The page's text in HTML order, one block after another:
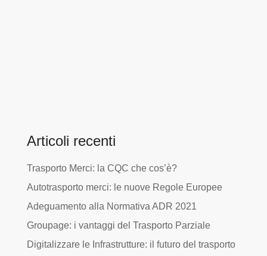
Articoli recenti
Trasporto Merci: la CQC che cos’è?
Autotrasporto merci: le nuove Regole Europee
Adeguamento alla Normativa ADR 2021
Groupage: i vantaggi del Trasporto Parziale
Digitalizzare le Infrastrutture: il futuro del trasporto